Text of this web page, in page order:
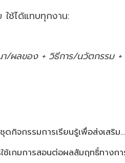
ใช้ได้แทบทุกงาน:
/ผลของ + วิธีการ/นวัตกรรม +
กิจกรรมการเรียนรู้เพื่อส่งเสริม
ช้เกมการสอนต่อผลสัมฤทธิ์ทางกา